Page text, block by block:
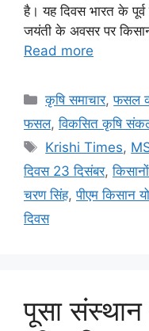
है। यह दिवस भारत के पूर्व
जयंती के अवसर पर
Read more
कृषि समाचार,फसल
फसल,विकसित कृषि
Krishi Times,
दिवस 23 दिसंबर,
चरण सिंह,पीएम किसान
दिवस
पूसा संस्थान